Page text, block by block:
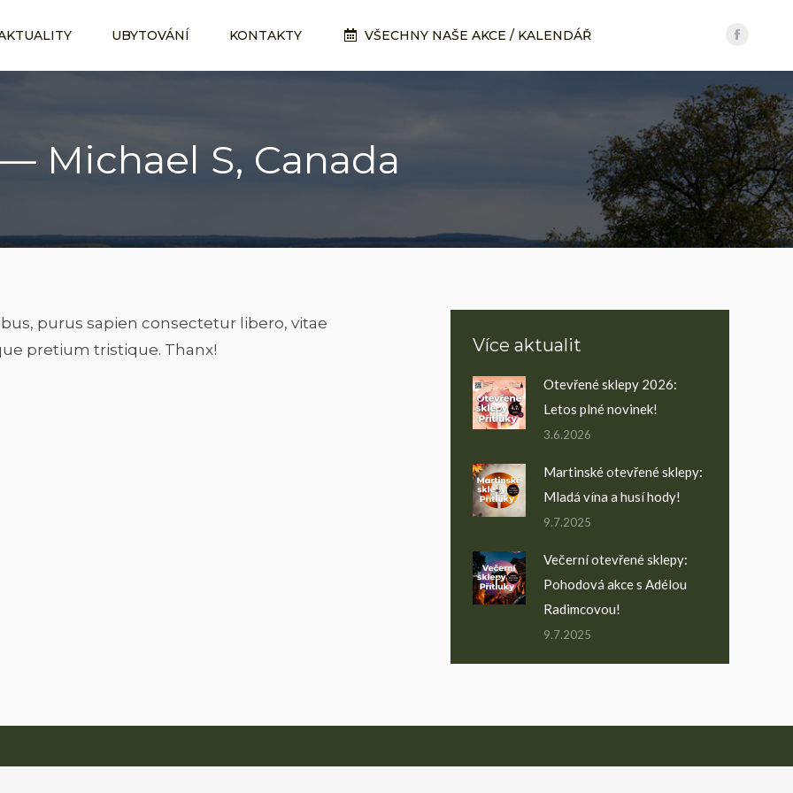
UBYTOVÁNÍ KONTAKTY VŠECHNY NAŠE AKCE / KALENDÁŘ
page
opens
in
new
Michael S, Canada
purus sapien consectetur libero, vitae
pretium tristique. Thanx!
Více aktualit
Otevřené sklepy 2026:
Letos plné novinek!
3.6.2026
Martinské otevřené sklepy:
Mladá vína a husí hody!
9.7.2025
Večerní otevřené sklepy:
Pohodová akce s Adélou
Radimcovou!
9.7.2025
UBYTOVÁNÍ KONTAKTY VŠECHNY NAŠE AKCE / KALENDÁŘ
page
opens
in
new